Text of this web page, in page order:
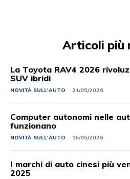
Articoli più
La Toyota RAV4 2026
SUV ibridi
NOVITÀ SULL'AUTO 21/05/2026
Computer autonomi nelle
funzionano
NOVITÀ SULL'AUTO 16/05/2026
I marchi di auto cinesi più
2025